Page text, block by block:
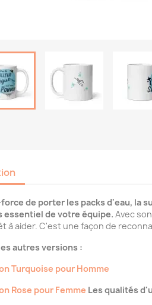
force de porter les packs d'eau, la
essentiel de votre équipe. Avec
à aider. C'est une façon de
autres versions :
Turquoise pour Homme
Rose pour Femme Les qualités